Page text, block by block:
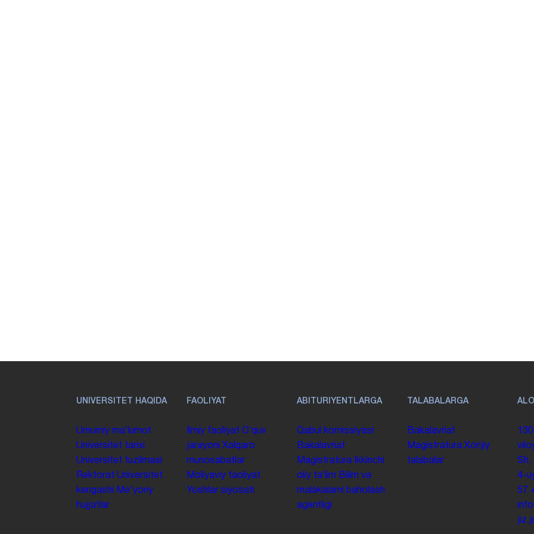
UNIVERSITET HAQIDA
Umumiy maʼlumot
Universitet tarixi
Universitet tuzilmasi
Rektorat Universitet
kengashi
Me'yoriy
hujjatlar
FAOLIYAT
Ilmiy faoliyat Oʻquv
jarayoni Xalqaro
munosabatlar
Moliyaviy faoliyat
Yoshlar siyosati
ABITURIYENTLARGA
Qabul komissiyasi
Bakalavriat
Magistratura
Ikkinchi
oliy taʼlim Bilim va
malakalarni baholash
agentligi
TALABALARGA
Bakalavriat
Magistratura Xorijiy
talabalar
Sh.
4-
57